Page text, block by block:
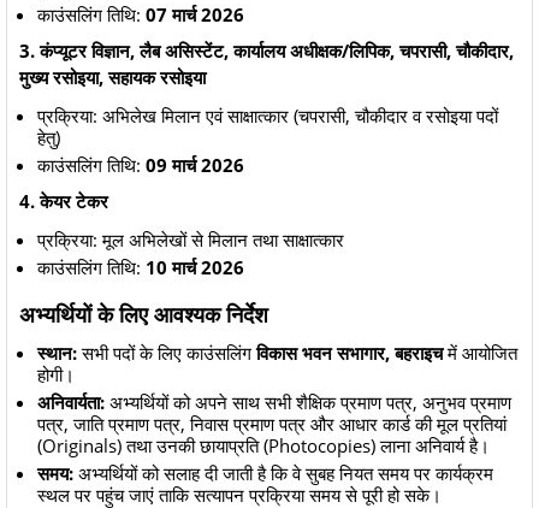
काउंसलिंग तिथि: 07 मार्च 2026
3. कंप्यूटर विज्ञान, लैब असिस्टेंट, कार्यालय अधीक्षक/लिपिक, चपरासी, चौकीदार,
मुख्य रसोइया, सहायक रसोइया
प्रक्रिया: अभिलेख मिलान एवं साक्षात्कार (चपरासी, चौकीदार व रसोइया पदों
हेतु)
काउंसलिंग तिथि: 09 मार्च 2026
4. केयर टेकर
प्रक्रिया: मूल अभिलेखों से मिलान तथा साक्षात्कार
काउंसलिंग तिथि: 10 मार्च 2026
अभ्यर्थियों के लिए आवश्यक निर्देश
स्थान:सभी पदों के लिए काउंसलिंगविकास भवन सभागार, बहराइचमें आयोजित
होगी।
अनिवार्यता: अभ्यर्थियों को अपने साथ सभी शैक्षिक प्रमाण पत्र, अनुभव प्रमाण
पत्र, जाति प्रमाण पत्र, निवास प्रमाण पत्र और आधार कार्ड की मूल प्रतियां
(Originals) तथा उनकी छायाप्रति (Photocopies) लाना अनिवार्य है।
समय: अभ्यर्थियों को सलाह दी जाती है कि वे सुबह नियत समय पर कार्यक्रम
स्थल पर पहुंच जाएं ताकि सत्यापन प्रक्रिया समय से पूरी हो सके।